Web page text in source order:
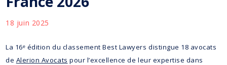
18 juin 2025
La 16ᵉ édition du classement Best Lawyers distingue 18 avocats
de Alerion Avocats pour l’excellence de leur expertise dans